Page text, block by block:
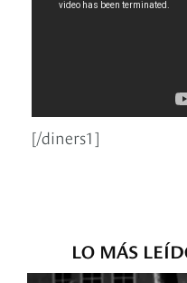
[/diners1]
LO MÁS